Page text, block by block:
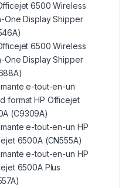
6500 Wireless
One Display Shipper
6500 Wireless
One Display Shipper
e-tout-en-un
format HP Officejet
(C9309A)
e-tout-en-un HP
6500A (CN555A)
e-tout-en-un HP
6500A Plus